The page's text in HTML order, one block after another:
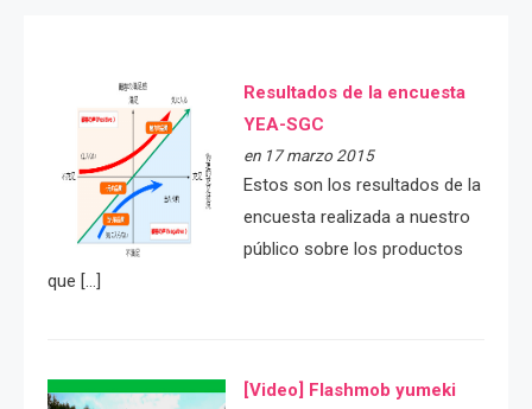
Resultados de la encuesta
YEA-SGC
en 17 marzo 2015
Estos son los resultados de la
encuesta realizada a nuestro
público sobre los productos
que […]
[Video] Flashmob yumeki